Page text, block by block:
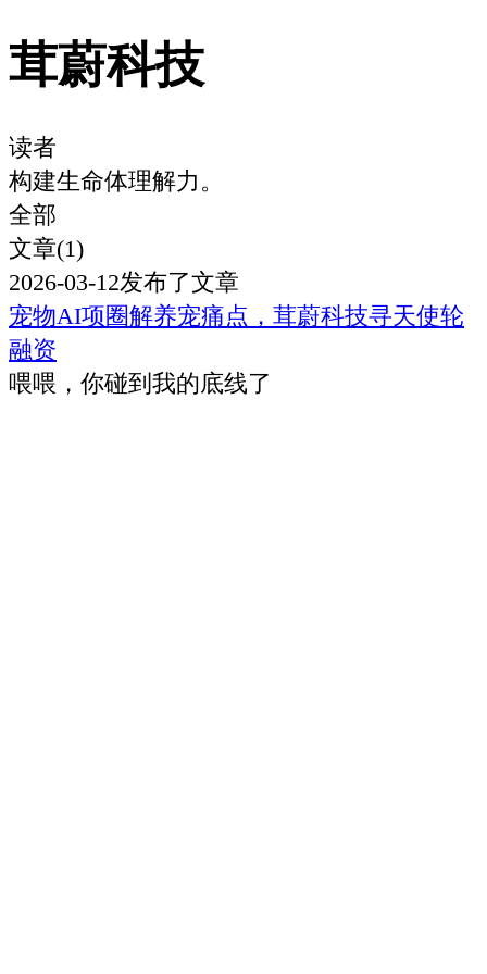
茸蔚科技
读者
构建生命体理解力。
全部
文章(1)
2026-03-12发布了文章
宠物AI项圈解养宠痛点，茸蔚科技寻天使轮
融资
喂喂，你碰到我的底线了